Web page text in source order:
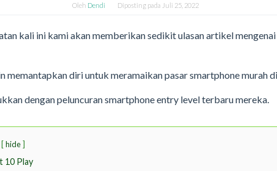
Oleh Dendi Diposting pada Juli 25, 2022
kali ini kami akan memberikan sedikit ulasan artikel
memantapkan diri untuk meramaikan pasar smartphone murah
dengan peluncuran smartphone entry level terbaru mereka.
hide
10 Play